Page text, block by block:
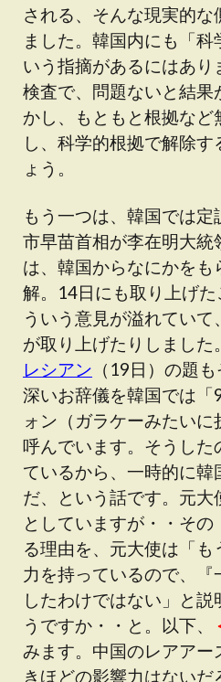
される、そんな現実的
ました。韓国内にも「
いう指摘があるにはあ
検査で、問題ないと結果
かし、もともと根拠な
し、科学的根拠で解除
ょう。
もう一つは、韓国では
市早苗首相が李在明大統
は、韓国からなにかをも
解。14日にも取り上げ
ういう意見が溢れてい
が取り上げたりしまし
レシアン （19日）の題
深いお辞儀を韓国では「
ォン（ガラケーみたいに
呼んでいます。そうした
ているから、一時的に韓
だ、という話です。元大
としていますが・・そ
る理由を、元大使は「
力を持っているので、『
したわけではない」と
うですか・・と。以下、
みます。中国のレアアー
きほどの影響力はない